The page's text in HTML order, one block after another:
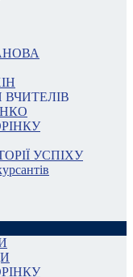
ВЧИТЕЛІВ
УСПІХУ